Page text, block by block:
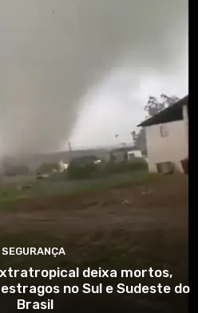
SEGURANÇA
deixa mortos,
no Sul e Sudeste do
Brasil